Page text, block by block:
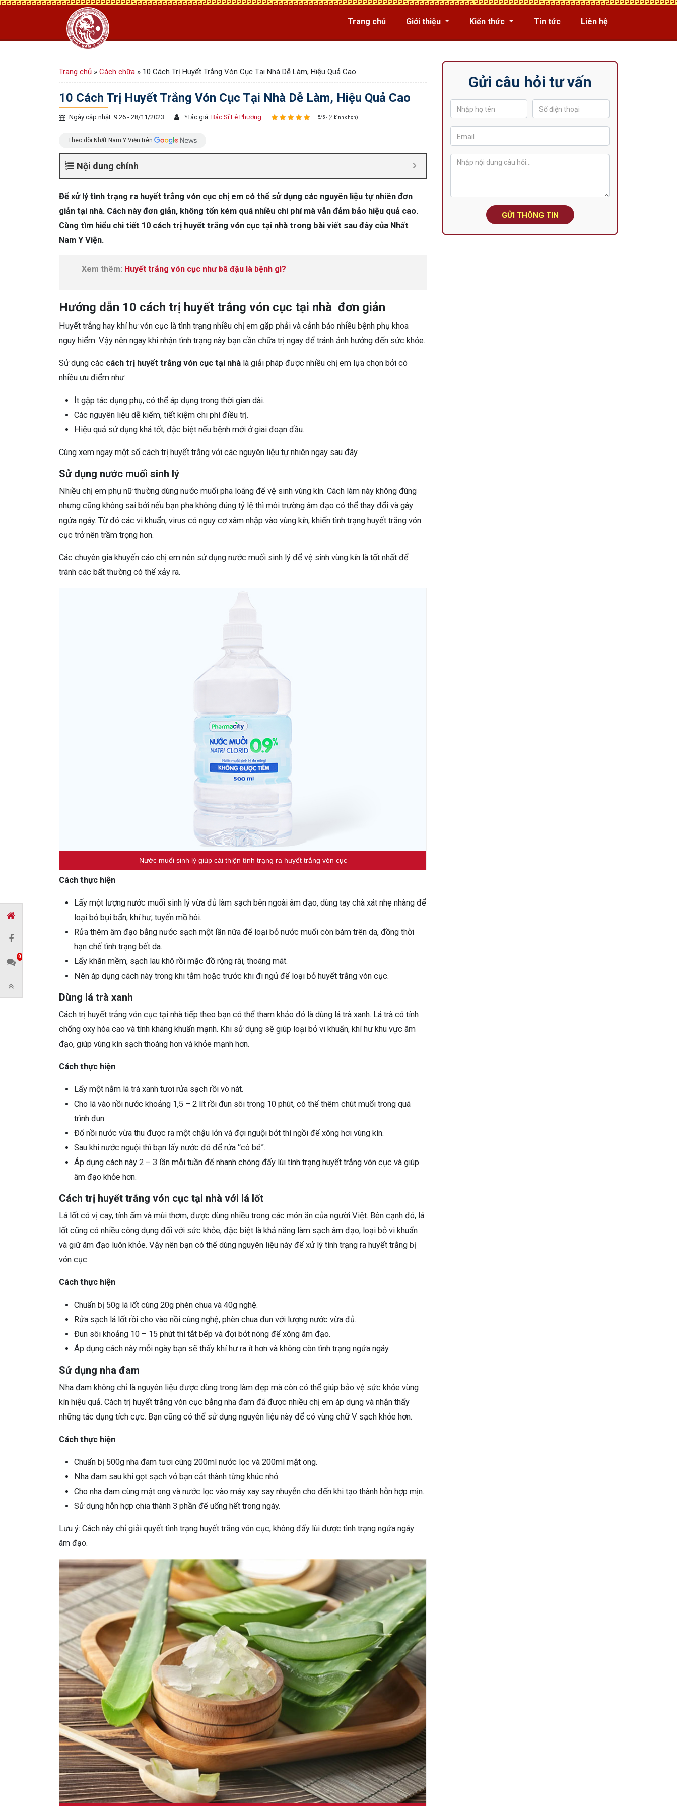
Trang chủ Giới thiệu Kiến thức Tin tức Liên hệ
Trang chủ » Cách chữa » 10 Cách Trị Huyết Trắng Vón Cục Tại Nhà Dễ Làm, Hiệu Quả Cao
10 Cách Trị Huyết Trắng Vón Cục Tại Nhà Dễ Làm, Hiệu Quả Cao
Ngày cập nhật: 9:26 - 28/11/2023 *Tác giả: Bác Sĩ Lê Phương 5/5 - (4 bình chọn)
Theo dõi Nhất Nam Y Viện trên
Nội dung chính
Để xử lý tình trạng ra huyết trắng vón cục chị em có thể sử dụng các nguyên liệu tự nhiên đơn
giản tại nhà. Cách này đơn giản, không tốn kém quá nhiều chi phí mà vẫn đảm bảo hiệu quả cao.
Cùng tìm hiểu chi tiết 10 cách trị huyết trắng vón cục tại nhà trong bài viết sau đây của Nhất
Nam Y Viện.
Xem thêm: Huyết trắng vón cục như bã đậu là bệnh gì?
Hướng dẫn 10 cách trị huyết trắng vón cục tại nhà đơn giản
Huyết trắng hay khí hư vón cục là tình trạng nhiều chị em gặp phải và cảnh báo nhiều bệnh phụ khoa
nguy hiểm. Vậy nên ngay khi nhận tình trạng này bạn cần chữa trị ngay để tránh ảnh hưởng đến sức khỏe.
Sử dụng các cách trị huyết trắng vón cục tại nhà là giải pháp được nhiều chị em lựa chọn bởi có
nhiều ưu điểm như:
Ít gặp tác dụng phụ, có thể áp dụng trong thời gian dài.
Các nguyên liệu dễ kiếm, tiết kiệm chi phí điều trị.
Hiệu quả sử dụng khá tốt, đặc biệt nếu bệnh mới ở giai đoạn đầu.
Cùng xem ngay một số cách trị huyết trắng với các nguyên liệu tự nhiên ngay sau đây.
Sử dụng nước muối sinh lý
Nhiều chị em phụ nữ thường dùng nước muối pha loãng để vệ sinh vùng kín. Cách làm này không đúng
nhưng cũng không sai bởi nếu bạn pha không đúng tỷ lệ thì môi trường âm đạo có thể thay đổi và gây
ngứa ngáy. Từ đó các vi khuẩn, virus có nguy cơ xâm nhập vào vùng kín, khiến tình trạng huyết trắng vón
cục trở nên trầm trọng hơn.
Các chuyên gia khuyến cáo chị em nên sử dụng nước muối sinh lý để vệ sinh vùng kín là tốt nhất để
tránh các bất thường có thể xảy ra.
Nước muối sinh lý giúp cải thiện tình trạng ra huyết trắng vón cục
Cách thực hiện
Lấy một lượng nước muối sinh lý vừa đủ làm sạch bên ngoài âm đạo, dùng tay chà xát nhẹ nhàng để
loại bỏ bụi bẩn, khí hư, tuyến mồ hôi.
Rửa thêm âm đạo bằng nước sạch một lần nữa để loại bỏ nước muối còn bám trên da, đồng thời
hạn chế tình trạng bết da.
Lấy khăn mềm, sạch lau khô rồi mặc đồ rộng rãi, thoáng mát.
Nên áp dụng cách này trong khi tắm hoặc trước khi đi ngủ để loại bỏ huyết trắng vón cục.
Dùng lá trà xanh
Cách trị huyết trắng vón cục tại nhà tiếp theo bạn có thể tham khảo đó là dùng lá trà xanh. Lá trà có tính
chống oxy hóa cao và tính kháng khuẩn mạnh. Khi sử dụng sẽ giúp loại bỏ vi khuẩn, khí hư khu vực âm
đạo, giúp vùng kín sạch thoáng hơn và khỏe mạnh hơn.
Cách thực hiện
Lấy một nắm lá trà xanh tươi rửa sạch rồi vò nát.
Cho lá vào nồi nước khoảng 1,5 – 2 lít rồi đun sôi trong 10 phút, có thể thêm chút muối trong quá
trình đun.
Đổ nồi nước vừa thu được ra một chậu lớn và đợi nguội bớt thì ngồi để xông hơi vùng kín.
Sau khi nước nguội thì bạn lấy nước đó để rửa “cô bé”.
Áp dụng cách này 2 – 3 lần mỗi tuần để nhanh chóng đẩy lùi tình trạng huyết trắng vón cục và giúp
âm đạo khỏe hơn.
Cách trị huyết trắng vón cục tại nhà với lá lốt
Lá lốt có vị cay, tính ấm và mùi thơm, được dùng nhiều trong các món ăn của người Việt. Bên cạnh đó, lá
lốt cũng có nhiều công dụng đối với sức khỏe, đặc biệt là khả năng làm sạch âm đạo, loại bỏ vi khuẩn
và giữ âm đạo luôn khỏe. Vậy nên bạn có thể dùng nguyên liệu này để xử lý tình trạng ra huyết trắng bị
vón cục.
Cách thực hiện
Chuẩn bị 50g lá lốt cùng 20g phèn chua và 40g nghệ.
Rửa sạch lá lốt rồi cho vào nồi cùng nghệ, phèn chua đun với lượng nước vừa đủ.
Đun sôi khoảng 10 – 15 phút thì tắt bếp và đợi bớt nóng để xông âm đạo.
Áp dụng cách này mỗi ngày bạn sẽ thấy khí hư ra ít hơn và không còn tình trạng ngứa ngáy.
Sử dụng nha đam
Nha đam không chỉ là nguyên liệu được dùng trong làm đẹp mà còn có thể giúp bảo vệ sức khỏe vùng
kín hiệu quả. Cách trị huyết trắng vón cục bằng nha đam đã được nhiều chị em áp dụng và nhận thấy
những tác dụng tích cực. Bạn cũng có thể sử dụng nguyên liệu này để có vùng chữ V sạch khỏe hơn.
Cách thực hiện
Chuẩn bị 500g nha đam tươi cùng 200ml nước lọc và 200ml mật ong.
Nha đam sau khi gọt sạch vỏ bạn cắt thành từng khúc nhỏ.
Cho nha đam cùng mật ong và nước lọc vào máy xay say nhuyễn cho đến khi tạo thành hỗn hợp mịn.
Sử dụng hỗn hợp chia thành 3 phần để uống hết trong ngày.
Lưu ý: Cách này chỉ giải quyết tình trạng huyết trắng vón cục, không đẩy lùi được tình trạng ngứa ngáy
âm đạo.
Gửi câu hỏi tư vấn
GỬI THÔNG TIN
0